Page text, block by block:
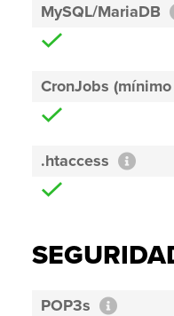
MySQL/MariaDB
CronJobs
.htaccess
POP3s